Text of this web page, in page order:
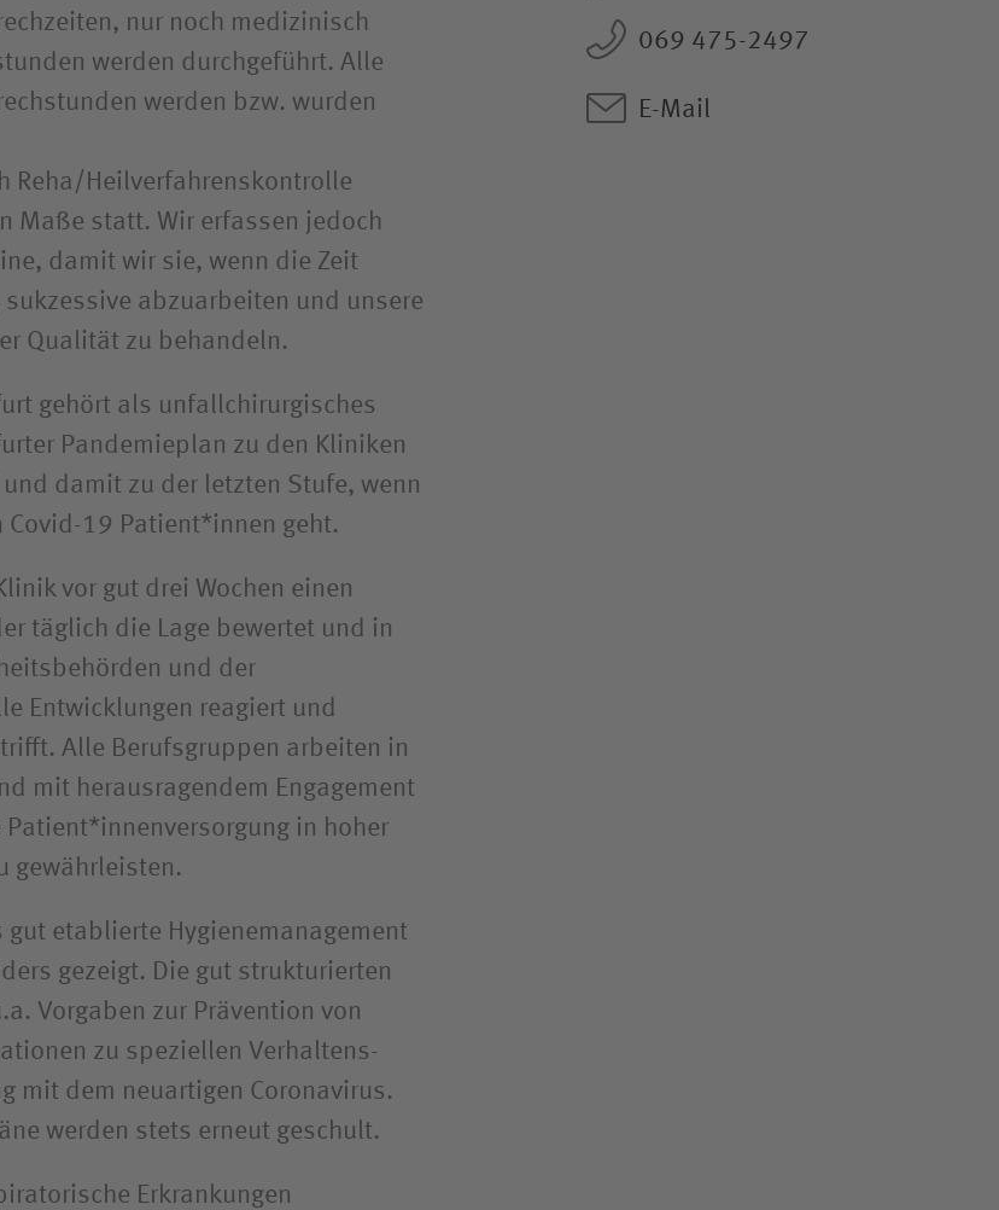
069 475-2497
E-Mail
nur noch medizinisch
werden durchgeführt. Alle
werden bzw. wurden
Reha/Heilverfahrenskontrolle
Maße statt. Wir erfassen jedoch
damit wir sie, wenn die Zeit
abzuarbeiten und unsere
Qualität zu behandeln.
gehört als unfallchirurgisches
Pandemieplan zu den Kliniken
damit zu der letzten Stufe, wenn
Covid-19 Patient*innen geht.
vor gut drei Wochen einen
täglich die Lage bewertet und in
und der
Entwicklungen reagiert und
Alle Berufsgruppen arbeiten in
mit herausragendem Engagement
in hoher
gewährleisten.
gut etablierte Hygienemanagement
gezeigt. Die gut strukturierten
Vorgaben zur Prävention von
zu speziellen Verhaltens­
mit dem neuartigen Coronavirus.
werden stets erneut geschult.
Erkrankungen